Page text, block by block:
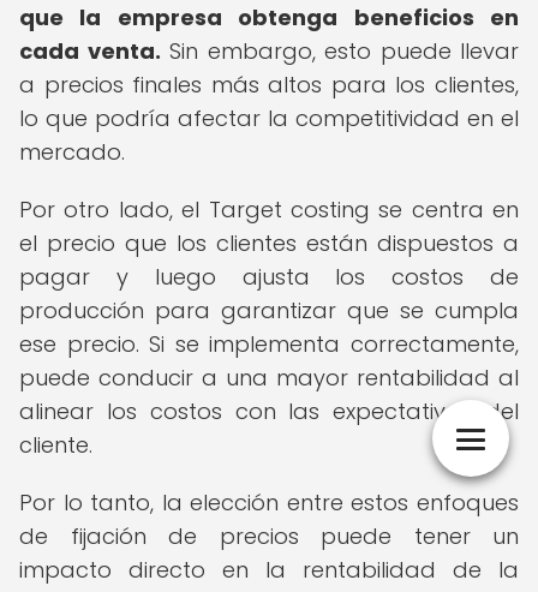
que la empresa obtenga beneficios en
cada venta. Sin embargo, esto puede llevar
a precios finales más altos para los clientes,
lo que podría afectar la competitividad en el
mercado.
Por otro lado, el Target costing se centra en
el precio que los clientes están dispuestos a
pagar y luego ajusta los costos de
producción para garantizar que se cumpla
ese precio. Si se implementa correctamente,
puede conducir a una mayor rentabilidad al
alinear los costos con las expectativas del
cliente.
Por lo tanto, la elección entre estos enfoques
de fijación de precios puede tener un
impacto directo en la rentabilidad de la